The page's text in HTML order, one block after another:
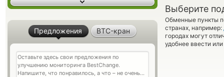
Выберите
Обменные пункты
странах, например:
городах могут
удобнее ввести
Предложения BTC-кран